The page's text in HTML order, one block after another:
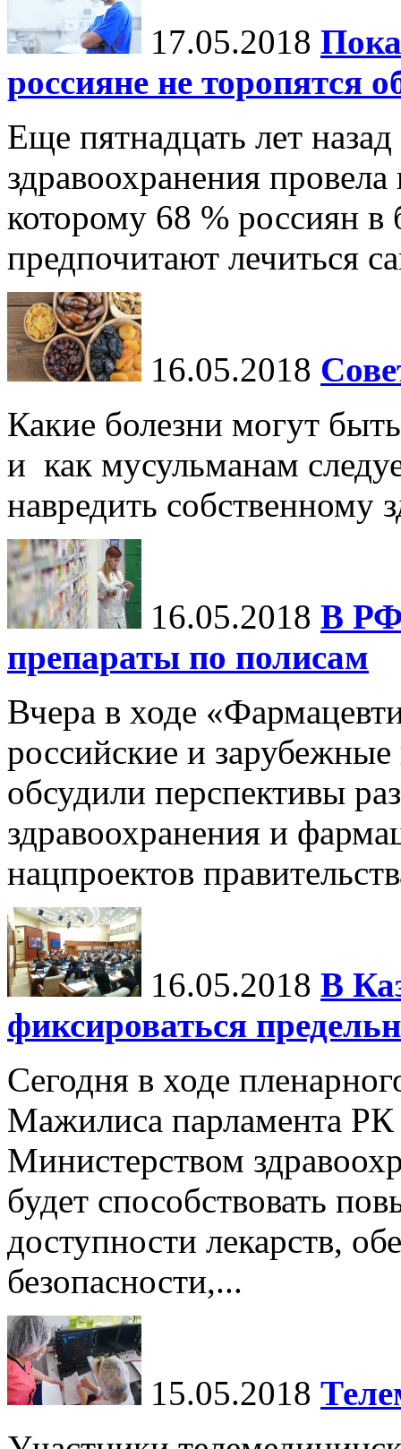
17.05.2018
россияне не торопятся
Еще пятнадцать лет
здравоохранения провела
которому 68 % россиян в
предпочитают лечиться
16.05.2018
Какие болезни могут
и как мусульманам
навредить собственному
16.05.2018 В
препараты по полисам
Вчера в ходе
российские и зарубежные
обсудили перспективы
здравоохранения и
нацпроектов
16.05.2018 В
фиксироваться
Сегодня в ходе
Мажилиса парламента РК
Министерством
будет способствовать
доступности лекарств,
безопасности,...
15.05.2018